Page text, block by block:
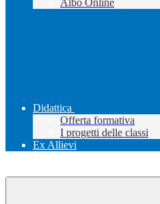
Albo Online
Didattica
Offerta formativa
I progetti delle classi
Ex Allievi